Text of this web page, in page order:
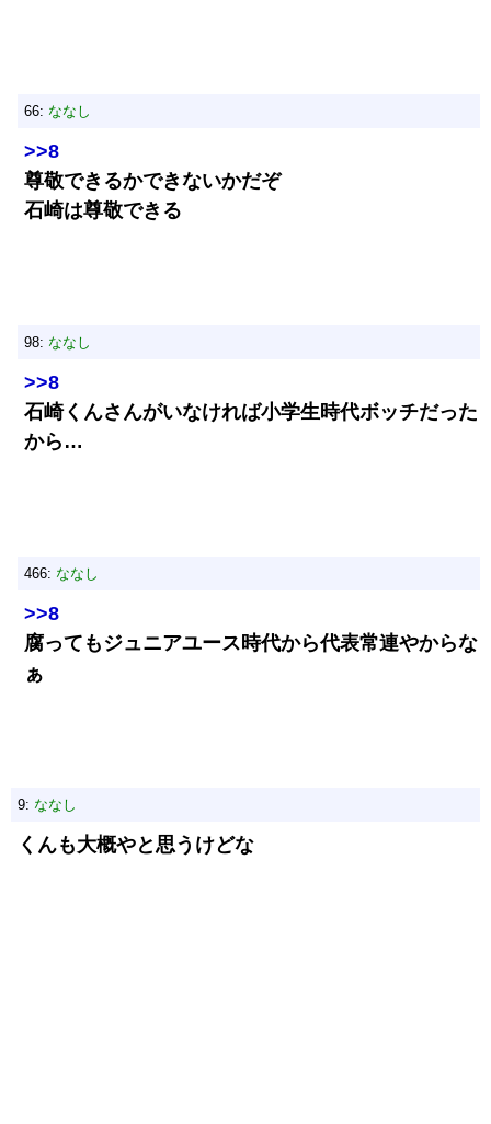
66: ななし
>>8
尊敬できるかできないかだぞ
石崎は尊敬できる
98: ななし
>>8
石崎くんさんがいなければ小学生時代ボッチだった
から…
466: ななし
>>8
腐ってもジュニアユース時代から代表常連やからな
ぁ
9: ななし
くんも大概やと思うけどな